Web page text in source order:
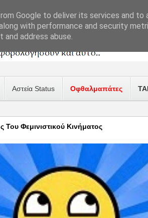
Αστεία Status Οφθαλμαπάτες
Φεμινιστικού Κινήματος
Google to deliver its services and to
with performance and security
address abuse.